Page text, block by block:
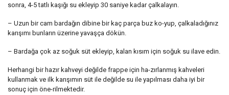
sonra, 4-5 tatlı kaşığı su ekleyip 30 saniye kadar çalkalayın.
– Uzun bir cam bardağın dibine bir kaç parça buz ko-yup, çalkaladığınız
karışımı bunların üzerine yavaşça dökün.
– Bardağa çok az soğuk süt ekleyip, kalan kısım için soğuk su ilave edin.
Herhangi bir hazır kahveyi değilde frappe için ha-zırlanmış kahveleri
kullanmak ve ilk karışımın süt ile değilde su ile yapılması daha iyi bir
sonuç için öne-rilmektedir.